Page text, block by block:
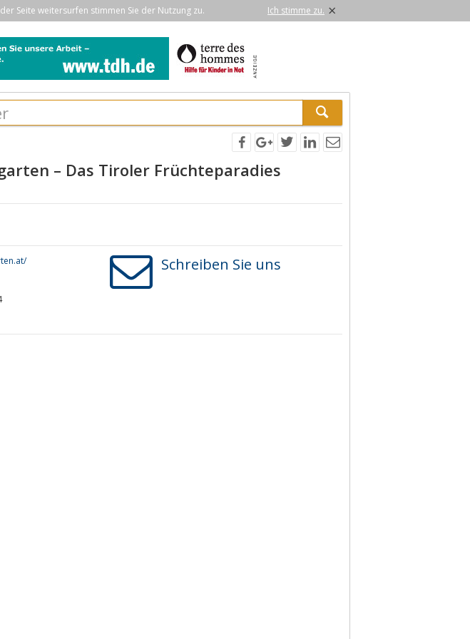
Seite weitersurfen stimmen Sie der Nutzung zu. Ich stimme zu. ×
– Das Tiroler Früchteparadies
Schreiben Sie uns